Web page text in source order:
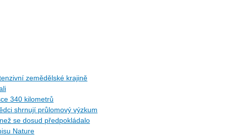
zemědělské krajině
340 kilometrů
shrnují průlomový výzkum
se dosud předpokládalo
Nature